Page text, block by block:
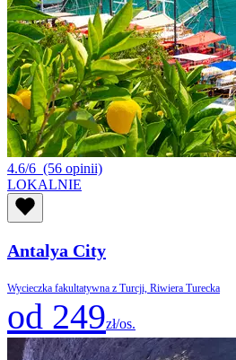
4.6/6 (56 opinii)
LOKALNIE
Antalya City
Wycieczka fakultatywna z Turcji, Riwiera Turecka
od 249zł/os.